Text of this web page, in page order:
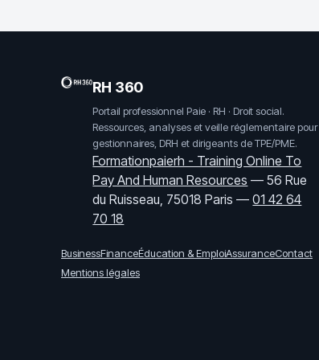
RH 360
Portail professionnel Paie · RH · Droit social.
Ressources, analyses et veille réglementaire pour
gestionnaires, DRH et dirigeants de TPE/PME.
Formationpaierh - Training Online To
Pay And Human Resources —56 Rue
du Ruisseau, 75018 Paris —01 42 64
70 18
BusinessFinanceÉducation & EmploiAssuranceContact
Mentions légales